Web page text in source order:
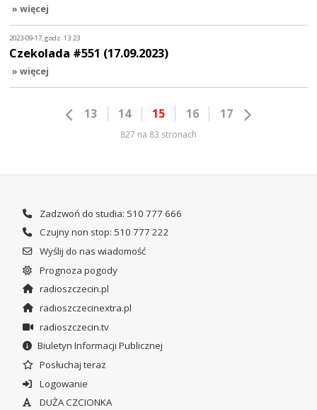
» więcej
2023-09-17, godz. 13:23
Czekolada #551 (17.09.2023)
» więcej
13 14 15 16 17
827 na 83 stronach
Zadzwoń do studia: 510 777 666
Czujny non stop: 510 777 222
Wyślij do nas wiadomość
Prognoza pogody
radioszczecin.pl
radioszczecinextra.pl
radioszczecin.tv
Biuletyn Informacji Publicznej
Posłuchaj teraz
Logowanie
DUŻA CZCIONKA